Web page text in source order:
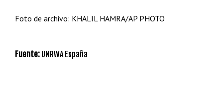
Foto de archivo: KHALIL HAMRA/AP PHOTO
Fuente: UNRWA España